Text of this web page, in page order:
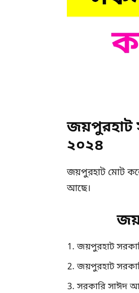
জয়পুরহাট
২০২৪
জয়পুরহাট মোট
আছে।
জয়পুরহাট
জয়পুরহাট
সরকারি সাঈদ